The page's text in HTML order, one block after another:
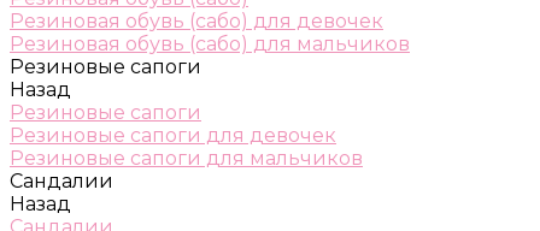
Резиновая обувь (сабо) для девочек
Резиновая обувь (сабо) для мальчиков
Резиновые сапоги
Назад
Резиновые сапоги
Резиновые сапоги для девочек
Резиновые сапоги для мальчиков
Сандалии
Назад